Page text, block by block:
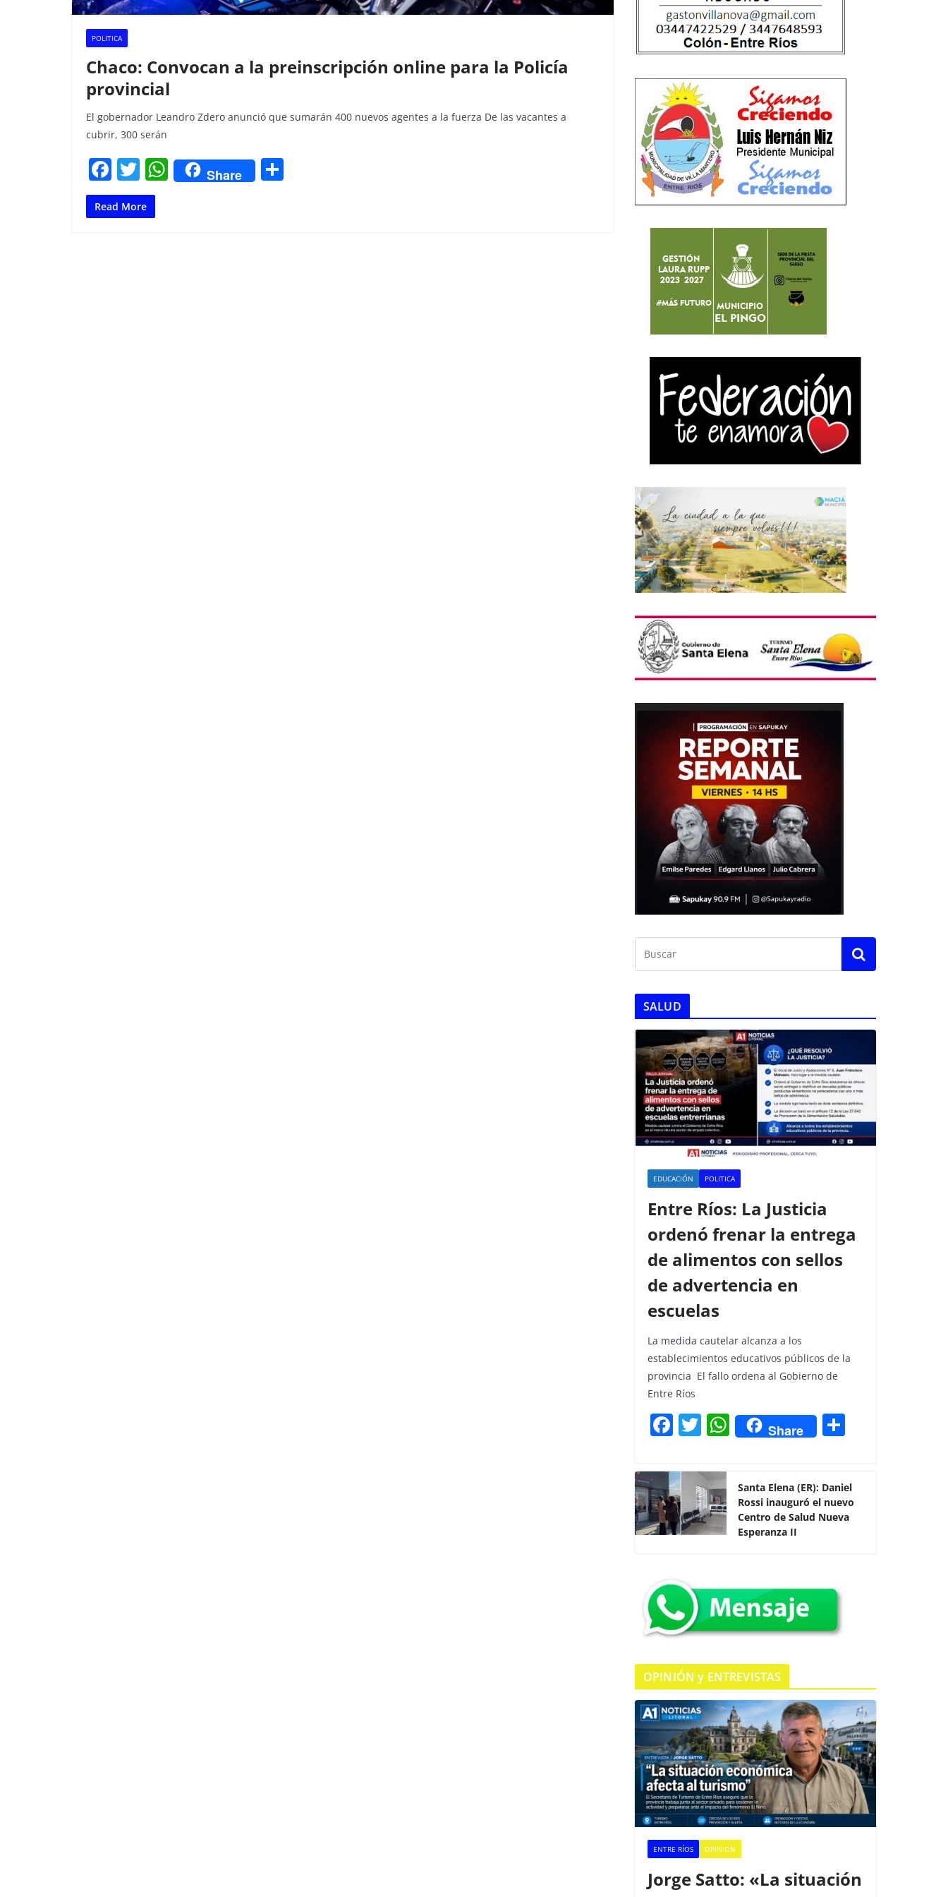
POLITICA
Chaco: Convocan a la preinscripción online para la Policía
provincial
El gobernador Leandro Zdero anunció que sumarán 400 nuevos agentes a la fuerza De las vacantes a
cubrir, 300 serán
F
a
c
T
w
itt
W
h
Share
Read More
SALUD
EDUCACIÓN POLITICA
Entre Ríos: La Justicia
ordenó frenar la entrega
de alimentos con sellos
de advertencia en
escuelas
La medida cautelar alcanza a los
establecimientos educativos públicos de la
provincia El fallo ordena al Gobierno de
Entre Ríos
F
c
e
b
o
k
T
itt
er
W
h
s
A
p
Share
p
ar
Santa Elena (ER): Daniel
Rossi inauguró el nuevo
Centro de Salud Nueva
Esperanza II
OPINIÓN y ENTREVISTAS
ENTRE RÍOS OPINION
Jorge Satto: «La situación